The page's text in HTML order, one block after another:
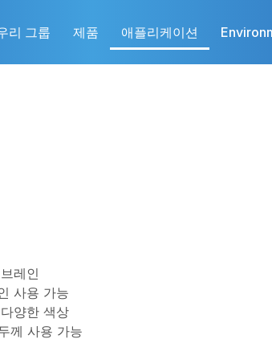
리 그룹 제품 애플리케이션
레인
사용 가능
양한 색상
께 사용 가능